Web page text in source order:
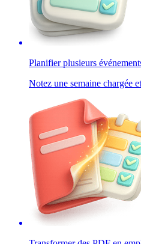
Planifier plusieurs
Notez une semaine chargée